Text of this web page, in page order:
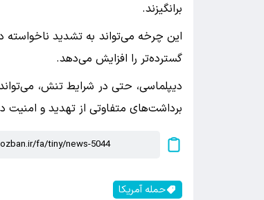
برانگیزند.
این چرخه می‌تواند به تشدید
گسترده‌تر را افزایش می‌دهد.
دیپلماسی، حتی در شرایط تنش،
برداشت‌های متفاوتی از تهدید و امنیت
حمله آمریکا